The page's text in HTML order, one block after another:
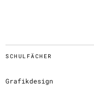
SCHULFÄCHER
Grafikdesign